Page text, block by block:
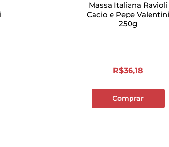
Massa Italiana Ravioli
Cacio e Pepe Valentini
250g
R$36,18
Comprar